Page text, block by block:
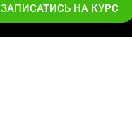
ЗАПИСАТИСЬ НА КУРС